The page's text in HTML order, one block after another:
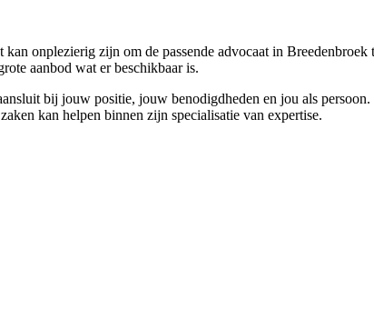
onplezierig zijn om de passende advocaat in
aanbod wat er beschikbaar is.
bij jouw positie, jouw benodigdheden en jou als
kan helpen binnen zijn specialisatie van expertise.